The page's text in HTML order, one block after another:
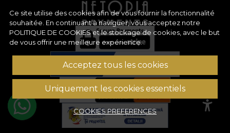
Ce site utilise des cookies afin de vous fournir la fonctionnalité
souhaitée. En continuant à naviguer, vous acceptez notre
POLITIQUE DE COOKIESet le stockage de cookies, avec le but
de vous offrir une meilleure expérience.
Acceptez tous les cookies
Uniquement les cookies essentiels
COOKIES PREFERENCES